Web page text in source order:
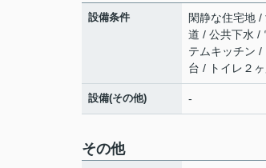
設備条件
閑静な住宅地
道 / 公共下水 /
テムキッチン
台 / トイレ２
設備(その他) -
その他